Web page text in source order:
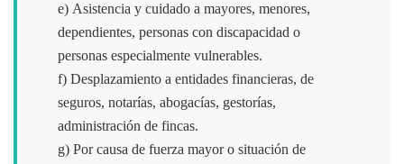
e) Asistencia y cuidado a mayores, menores,
dependientes, personas con discapacidad o
personas especialmente vulnerables.
f) Desplazamiento a entidades financieras, de
seguros, notarías, abogacías, gestorías,
administración de fincas.
g) Por causa de fuerza mayor o situación de